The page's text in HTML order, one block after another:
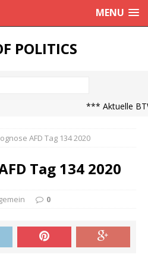
MENU
POLITICS
*** Aktuelle
AFD Tag 134 2020
Tag 134 2020
0